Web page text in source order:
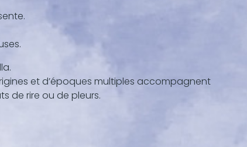
et d’époques multiples accompagnent
de rire ou de pleurs.